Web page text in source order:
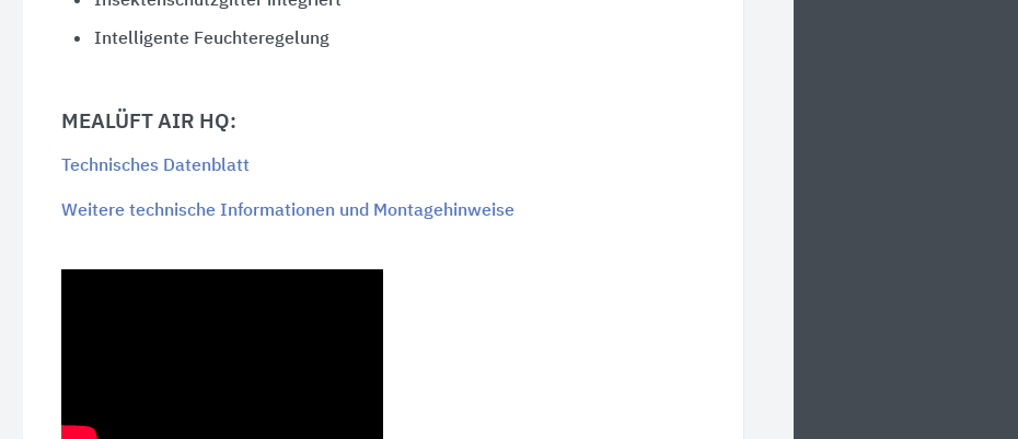
Intelligente Feuchteregelung
MEALÜFT AIR HQ:
Technisches Datenblatt
Weitere technische Informationen und Montagehinweise